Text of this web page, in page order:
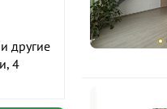
другие
4
Подробнее
I